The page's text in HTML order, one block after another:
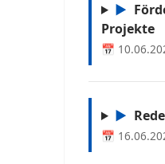
▶
Projekte
📅
▶
📅